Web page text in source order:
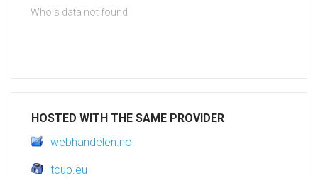
Whois data not found
HOSTED WITH THE SAME PROVIDER
webhandelen.no
tcup.eu